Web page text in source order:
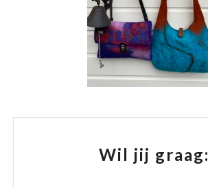
Wil jij graag: